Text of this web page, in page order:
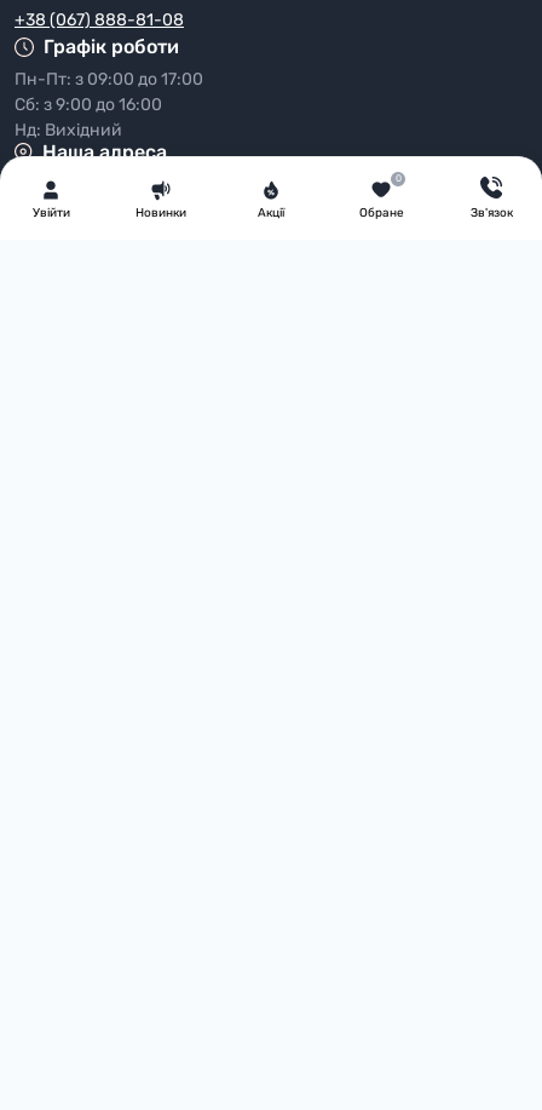
Увiйти Новинки Акції Обране
0
Зв'язок
+38 (067) 888-81-08
Графік роботи
Пн-Пт: з 09:00 до 17:00
Сб: з 9:00 до 16:00
Нд: Вихідний
Наша адреса
Україна, 61000, м. Харків, вул. Миротворча, 38